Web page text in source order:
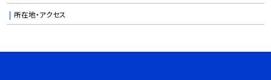
所在地・アクセス